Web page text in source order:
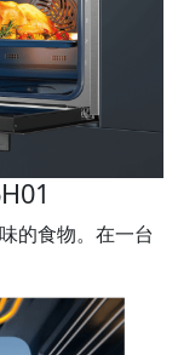
的食物。在一台